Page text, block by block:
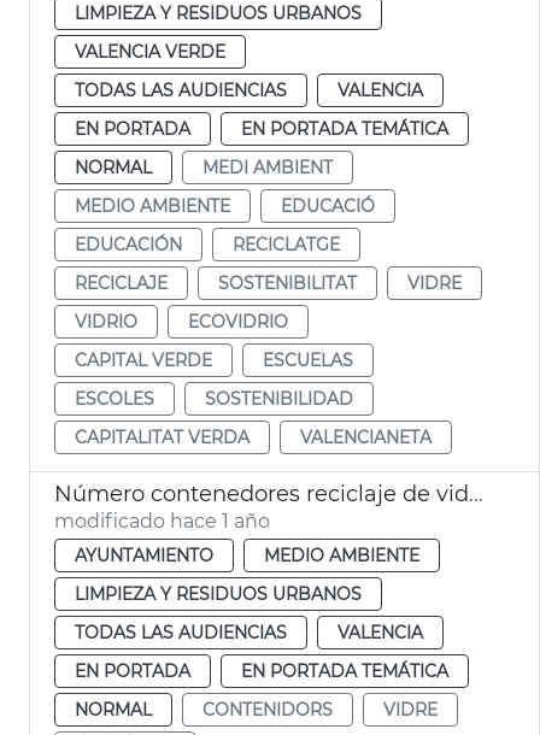
LIMPIEZA Y RESIDUOS URBANOS
VALENCIA VERDE
TODAS LAS AUDIENCIAS
VALENCIA
EN PORTADA
EN PORTADA TEMÁTICA
NORMAL
MEDI AMBIENT
MEDIO AMBIENTE
EDUCACIÓ
EDUCACIÓN
RECICLATGE
RECICLAJE
SOSTENIBILITAT
VIDRE
VIDRIO
ECOVIDRIO
CAPITAL VERDE
ESCUELAS
ESCOLES
SOSTENIBILIDAD
CAPITALITAT VERDA
VALENCIANETA
Número contenedores reciclaje de vidrio
modificado hace 1 año
AYUNTAMIENTO
MEDIO AMBIENTE
LIMPIEZA Y RESIDUOS URBANOS
TODAS LAS AUDIENCIAS
VALENCIA
EN PORTADA
EN PORTADA TEMÁTICA
NORMAL
CONTENIDORS
VIDRE